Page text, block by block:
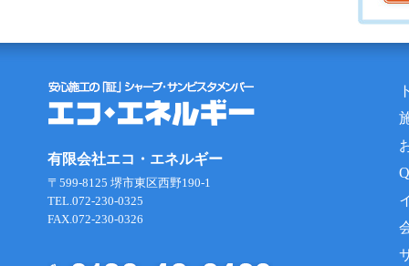
有限会社エコ・エネルギー
〒599-8125 堺市東区西野190-1
TEL.072-230-0325
FAX.072-230-0326